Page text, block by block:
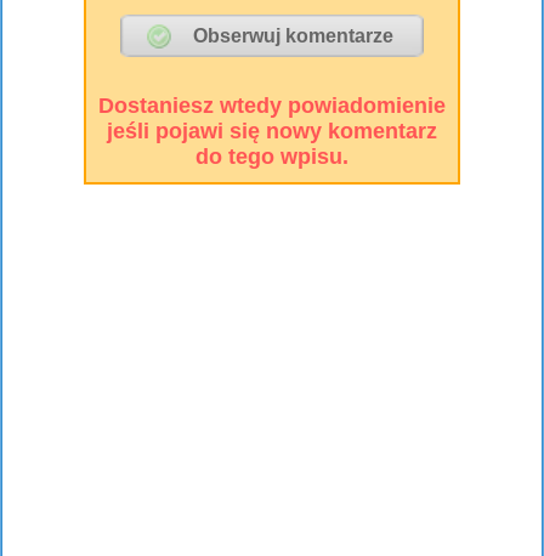
Dostaniesz wtedy powiadomienie
jeśli pojawi się nowy komentarz
do tego wpisu.